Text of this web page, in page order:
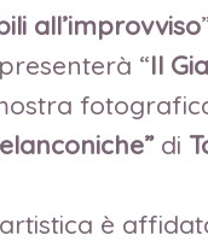
all’improvviso
“Il
di
è